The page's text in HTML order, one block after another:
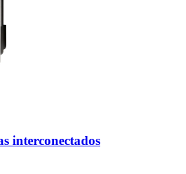
interconectados